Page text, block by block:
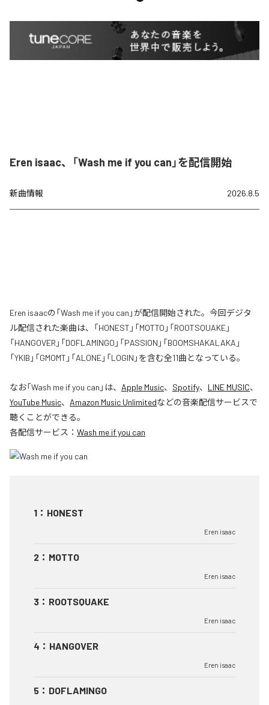
Eren isaac、「Wash me if you can」を配信開始
新曲情報 2026.8.5
Eren isaacの「Wash me if you can」が配信開始された。今回デジタ
ル配信された楽曲は、「HONEST」「MOTTO」「ROOTSQUAKE」
「HANGOVER」「DOFLAMINGO」「PASSION」「BOOMSHAKALAKA」
「YKIB」「GMOMT」「ALONE」「LOGIN」を含む全11曲となっている。
なお「Wash me if you can 」は、 Apple Music、 Spotify、 LINE MUSIC、
YouTube Music、 Amazon Music Unlimitedなどの音楽配信サービスで
聴くことができる。
各配信サービス： Wash me if you can
1 ： HONEST
Eren isaac
2 ： MOTTO
Eren isaac
3 ： ROOTSQUAKE
Eren isaac
4 ： HANGOVER
Eren isaac
5 ： DOFLAMINGO